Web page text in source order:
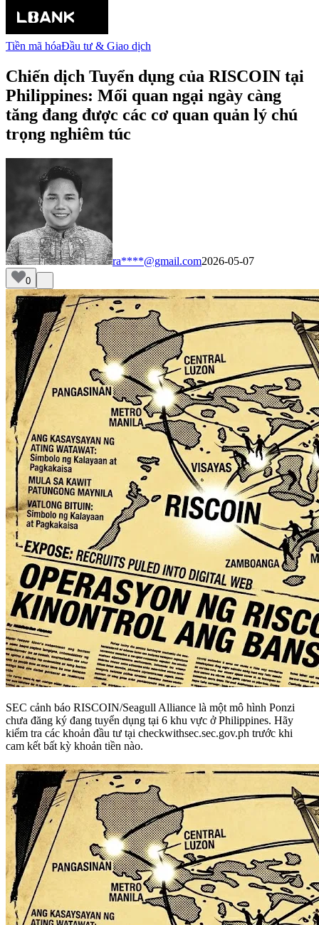
Tiền mã hóaĐầu tư & Giao dịch
Chiến dịch Tuyển dụng của RISCOIN tại
Philippines: Mối quan ngại ngày càng
tăng đang được các cơ quan quản lý chú
trọng nghiêm túc
ra****@gmail.com2026-05-07
0
SEC cảnh báo RISCOIN/Seagull Alliance là một mô hình Ponzi
chưa đăng ký đang tuyển dụng tại 6 khu vực ở Philippines. Hãy
kiểm tra các khoản đầu tư tại checkwithsec.sec.gov.ph trước khi
cam kết bất kỳ khoản tiền nào.